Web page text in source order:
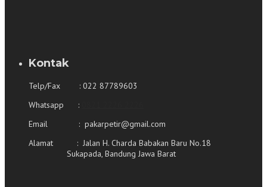
Kontak
Telp/Fax : 022 87789603
Whatsapp :
Email : pakarpetir@gmail.com
Alamat : Jalan H. Charda Babakan Baru No.18
Sukapada, Bandung Jawa Barat